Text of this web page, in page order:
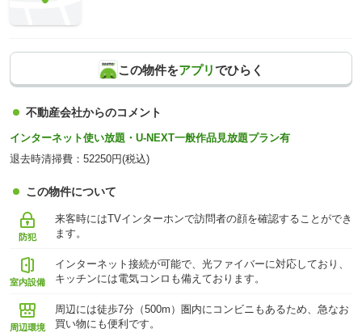
この物件をアプリでひらく
不動産会社からのコメント
インターネット使い放題・U-NEXT一般作品見放題プラン有
退去時清掃費：52250円(税込)
この物件について
防犯
来客時にはTVインターホンで訪問者の顔を確認することができ
ます。
室内設備
インターネット接続が可能で、光ファイバーに対応しており、
キッチンには電気コンロも備えております。
周辺環境
周辺には徒歩7分（500m）圏内にコンビニもあるため、急なお
買い物にも便利です。